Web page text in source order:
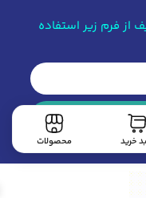
از فرم زیر استفاده
خرید محصولات